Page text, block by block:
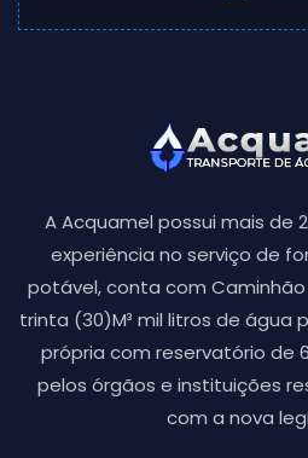
A Acquamel possui mais de
experiência no serviço de
potável, conta com Caminhão
trinta (30)M³ mil litros de água
própria com reservatório de
pelos órgãos e instituições
com a nova